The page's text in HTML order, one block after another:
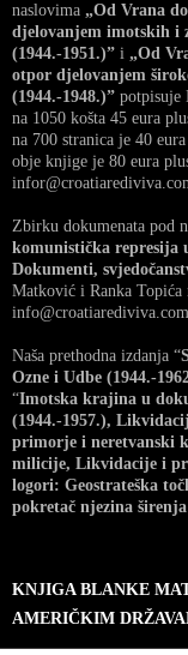
naslovima „Od Vrana
djelovanjem imotskih i
(1944.-1951.)” i „Od
otpor djelovanjem
(1944.-1948.)” potpisuje
na 1050 košta 45 eura
na 700 stranica je 40
obje knjige je 80 eura
Zbirku dokumenata pod
komunistička represija
Dokumenti,
Matković i Ranka Topića
Naša prethodna izdanja “
Ozne i Udbe (1944.-
“Imotska krajina u
(1944.-1957.),
primorje i neretvanski
milicije, Likvidacije i
logori: Geostrateška
pokretač njezina
KNJIGA BLANKE
AMERIČKIM